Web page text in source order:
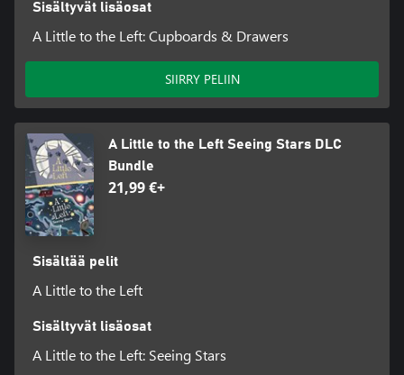
Sisältyvät lisäosat
A Little to the Left: Cupboards & Drawers
SIIRRY PELIIN
A Little to the Left Seeing Stars DLC
Bundle
21,99 €+
Sisältää pelit
A Little to the Left
Sisältyvät lisäosat
A Little to the Left: Seeing Stars